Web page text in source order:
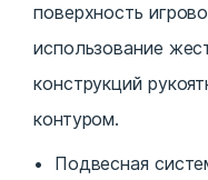
поверхность
использование
конструкций
контуром.
Подвесная